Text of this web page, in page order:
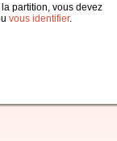
partition, vous devez
vous identifier.